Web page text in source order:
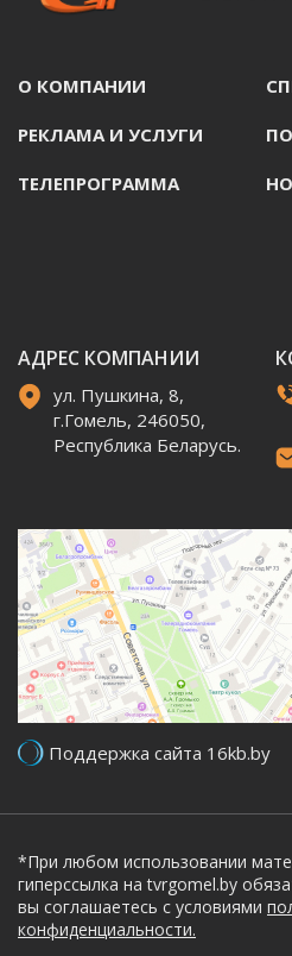
О КОМПАНИИ
РЕКЛАМА И УСЛУГИ
ТЕЛЕПРОГРАММА
АДРЕС КОМПАНИИ
ул. Пушкина, 8,
г.Гомель, 246050,
Республика Беларусь.
Поддержка сайта 16kb.by
*При любом использовании
гиперссылка на tvrgomel.by
вы соглашаетесь с условиями
конфиденциальности.